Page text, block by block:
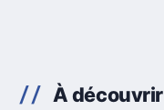
À découvrir